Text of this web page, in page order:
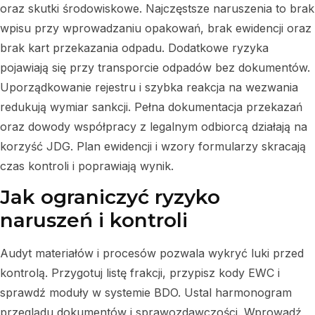
oraz skutki środowiskowe. Najczęstsze naruszenia to brak
wpisu przy wprowadzaniu opakowań, brak ewidencji oraz
brak kart przekazania odpadu. Dodatkowe ryzyka
pojawiają się przy transporcie odpadów bez dokumentów.
Uporządkowanie rejestru i szybka reakcja na wezwania
redukują wymiar sankcji. Pełna dokumentacja przekazań
oraz dowody współpracy z legalnym odbiorcą działają na
korzyść JDG. Plan ewidencji i wzory formularzy skracają
czas kontroli i poprawiają wynik.
Jak ograniczyć ryzyko
naruszeń i kontroli
Audyt materiałów i procesów pozwala wykryć luki przed
kontrolą. Przygotuj listę frakcji, przypisz kody EWC i
sprawdź moduły w systemie BDO. Ustal harmonogram